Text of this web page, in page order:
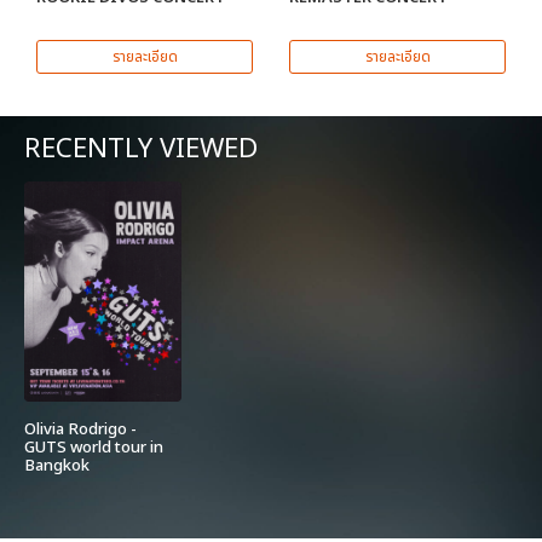
รายละเอียด รายละเอียด
RECENTLY VIEWED
Olivia Rodrigo -
GUTS world tour in
Bangkok